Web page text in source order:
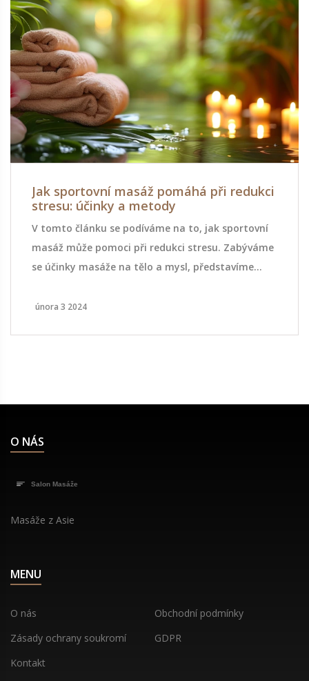
Jak sportovní masáž pomáhá při redukci
stresu: účinky a metody
V tomto článku se podíváme na to, jak sportovní
masáž může pomoci při redukci stresu. Zabýváme
se účinky masáže na tělo a mysl, představíme
tipy, jak si můžete užít jejich přínosy. Ukazuje se,
února 3 2024
O NÁS
Masáže z Asie
MENU
O nás
Obchodní podmínky
Zásady ochrany soukromí
GDPR
Kontakt